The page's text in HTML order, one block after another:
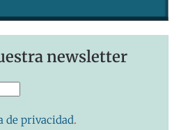
newsletter
de privacidad.